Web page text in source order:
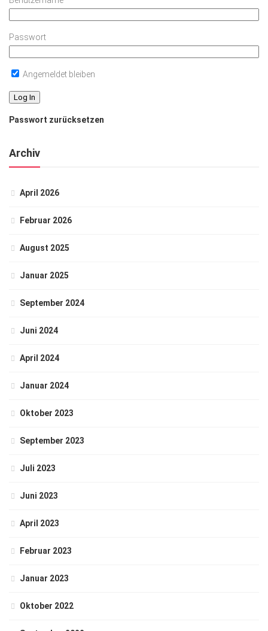
Passwort
Angemeldet bleiben
Passwort zurücksetzen
Archiv
April 2026
Februar 2026
August 2025
Januar 2025
September 2024
Juni 2024
April 2024
Januar 2024
Oktober 2023
September 2023
Juli 2023
Juni 2023
April 2023
Februar 2023
Januar 2023
Oktober 2022